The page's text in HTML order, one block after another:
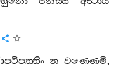
න වණ‍්ණෙමි,